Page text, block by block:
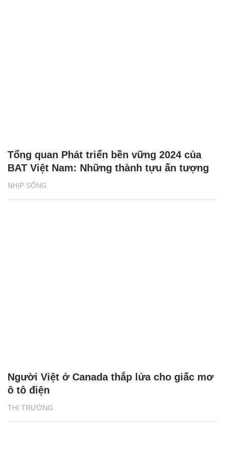
NHỊP SỐNG
Tổng quan Phát triển bền vững 2024 của
BAT Việt Nam: Những thành tựu ấn tượng
THỊ TRƯỜNG
Người Việt ở Canada thắp lửa cho giấc mơ
ô tô điện